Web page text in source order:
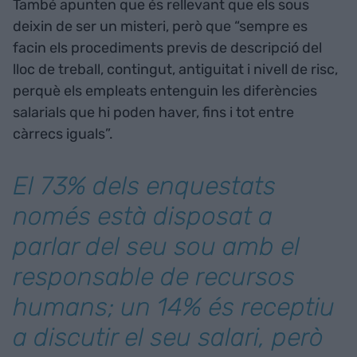
També apunten que és rellevant que els sous
deixin de ser un misteri, però que “sempre es
facin els procediments previs de descripció del
lloc de treball, contingut, antiguitat i nivell de risc,
perquè els empleats entenguin les diferències
salarials que hi poden haver, fins i tot entre
càrrecs iguals”.
El 73% dels enquestats
només està disposat a
parlar del seu sou amb el
responsable de recursos
humans; un 14% és receptiu
a discutir el seu salari, però